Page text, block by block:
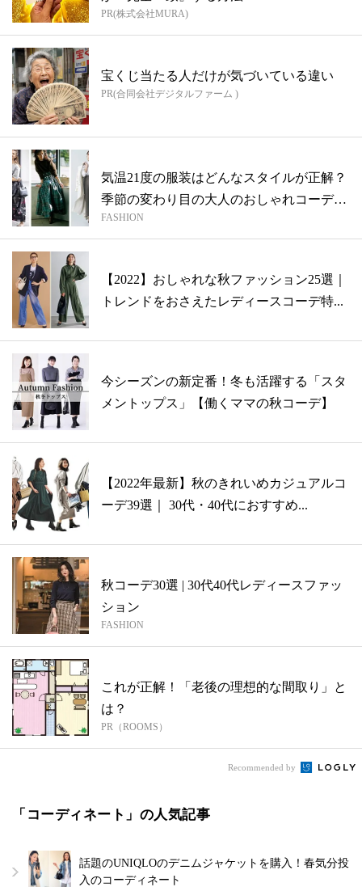
PR(株式会社MURA)
宝くじ当たる人だけが気づいている違い
PR(合同会社デジタルファーム )
気温21度の服装はどんなスタイルが正解？
季節の変わり目の大人のおしゃれコーデ
34...
FASHION
【2022】おしゃれな秋ファッション25選｜
トレンドをおさえたレディースコーデ特...
今シーズンの新定番！冬も活躍する「スタ
メントップス」【働くママの秋コーデ】
【2022年最新】秋のきれいめカジュアルコ
ーデ39選｜ 30代・40代におすすめ...
秋コーデ30選 | 30代40代レディースファッ
ション
FASHION
これが正解！「老後の理想的な間取り」と
は？
PR（ROOMS）
Recommended by
「コーディネート」の人気記事
話題のUNIQLOのデニムジャケットを購入！春気分投
入のコーディネート